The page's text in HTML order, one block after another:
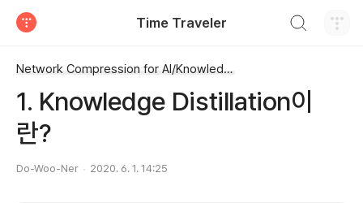
Time Traveler
Network Compression for AI/Knowledge Distillation
1. Knowledge Distillation이
란?
Do-Woo-Ner 2020. 6. 1. 14:25